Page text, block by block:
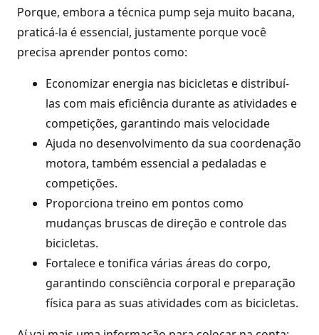
Porque, embora a técnica pump seja muito bacana,
praticá-la é essencial, justamente porque você
precisa aprender pontos como:
Economizar energia nas bicicletas e distribuí-
las com mais eficiência durante as atividades e
competições, garantindo mais velocidade
Ajuda no desenvolvimento da sua coordenação
motora, também essencial a pedaladas e
competições.
Proporciona treino em pontos como
mudanças bruscas de direção e controle das
bicicletas.
Fortalece e tonifica várias áreas do corpo,
garantindo consciência corporal e preparação
física para as suas atividades com as bicicletas.